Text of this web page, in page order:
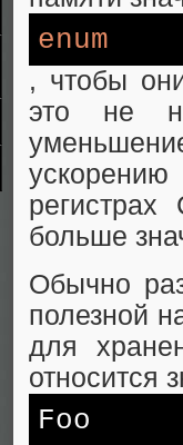
enum
, чтобы
это не
ускорению
больше
Обычно
полезной
для
относится
Foo